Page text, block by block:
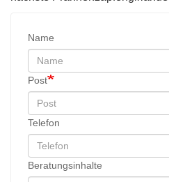
Name
Post
Telefon
Beratungsinhalte